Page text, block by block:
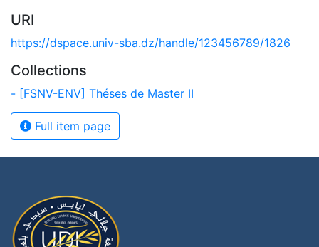
URI
https://dspace.univ-sba.dz/handle/123456789/1826
Collections
- [FSNV-ENV] Théses de Master II
Full item page